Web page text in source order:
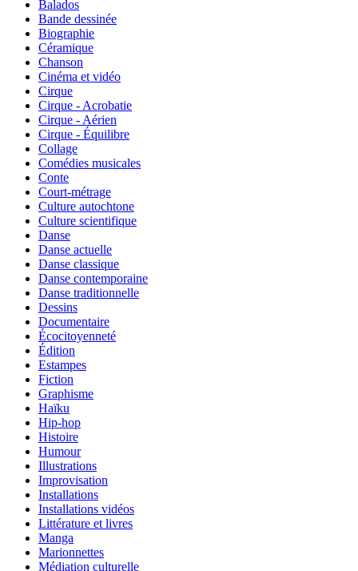
Balados
Bande dessinée
Biographie
Céramique
Chanson
Cinéma et vidéo
Cirque
Cirque - Acrobatie
Cirque - Aérien
Cirque - Équilibre
Collage
Comédies musicales
Conte
Court-métrage
Culture autochtone
Culture scientifique
Danse
Danse actuelle
Danse classique
Danse contemporaine
Danse traditionnelle
Dessins
Documentaire
Écocitoyenneté
Édition
Estampes
Fiction
Graphisme
Haïku
Hip-hop
Histoire
Humour
Illustrations
Improvisation
Installations
Installations vidéos
Littérature et livres
Manga
Marionnettes
Médiation culturelle